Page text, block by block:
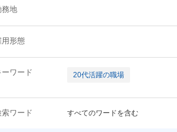
ブ
務地
用形態
ーワード 20代活躍の職場
関するキーワード
HTML5
索ワード すべてのワードを含む